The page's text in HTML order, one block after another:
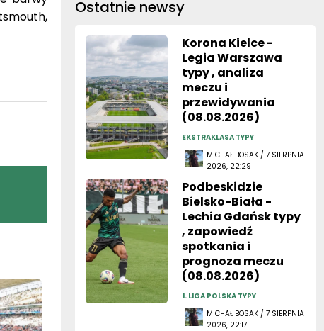
Ostatnie newsy
Korona Kielce -
Legia Warszawa
typy , analiza
meczu i
przewidywania
(08.08.2026)
EKSTRAKLASA TYPY
MICHAŁ BOSAK / 7 SIERPNIA
2026, 22:29
Podbeskidzie
Bielsko-Biała -
Lechia Gdańsk typy
, zapowiedź
spotkania i
prognoza meczu
(08.08.2026)
1. LIGA POLSKA TYPY
MICHAŁ BOSAK / 7 SIERPNIA
2026, 22:17